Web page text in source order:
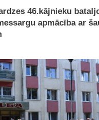
46.kājnieku
apmācība ar